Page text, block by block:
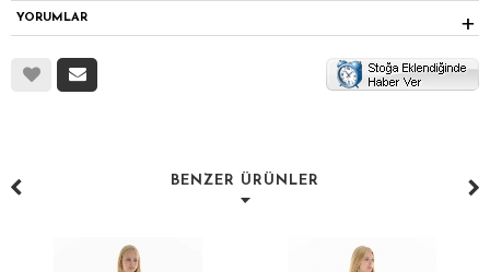
YORUMLAR
BENZER ÜRÜNLER